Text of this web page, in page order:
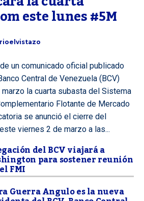
este lunes #5M
un comunicado oficial publicado
Central de Venezuela (BCV)
la cuarta subasta del Sistema
Flotante de Mercado
se anunció el cierre del
viernes 2 de marzo a las...
del BCV viajará a
para sostener reunión
FMI
Guerra Angulo es la nueva